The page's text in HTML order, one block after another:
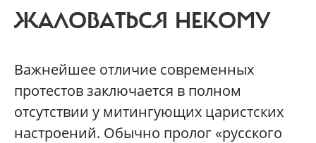
ЖАЛОВАТЬСЯ НЕКОМУ
Важнейшее отличие современных
протестов заключается в полном
отсутствии у митингующих царистских
настроений. Обычно пролог «русского